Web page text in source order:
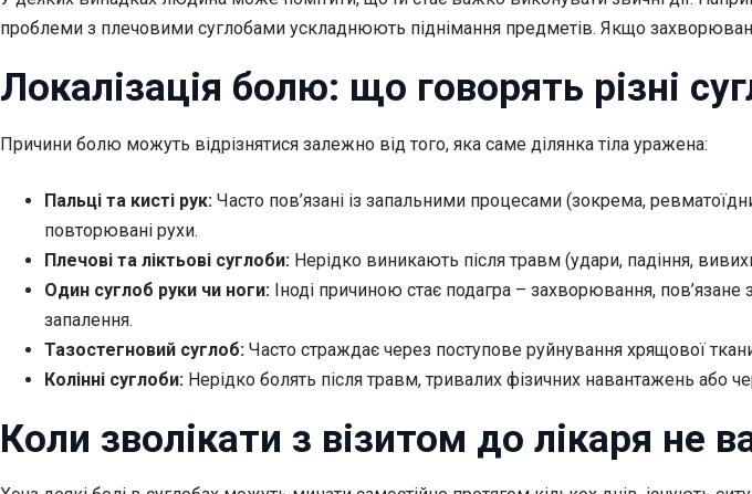
проблеми з плечовими суглобами ускладнюють піднімання предметів. Якщо
Локалізація болю: що говорять різні
Причини болю можуть відрізнятися залежно від того, яка саме ділянка тіла уражена:
Пальці та кисті рук: Часто пов’язані із запальними процесами (зокрема,
повторювані рухи.
Плечові та ліктьові суглоби: Нерідко виникають після травм (удари, падіння,
Один суглоб руки чи ноги: Іноді причиною стає подагра – захворювання,
запалення.
Тазостегновий суглоб: Часто страждає через поступове руйнування хрящової
Колінні суглоби: Нерідко болять після травм, тривалих фізичних навантажень або
Коли зволікати з візитом до лікаря не